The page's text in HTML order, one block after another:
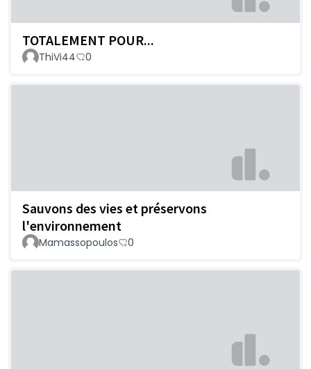
TOTALEMENT POUR...
ThiVi44 0
Sauvons des vies et préservons
l'environnement
Mamassopoulos 0